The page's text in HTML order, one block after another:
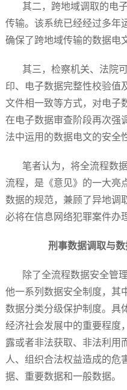
其二，跨地域调取的电
传输。该系统已经经过多年
确保了跨地域传输的数据电
其三，检察机关、法院
印、电子数据完整性校验值
文件相一致等方式，对电子
在电子数据审查阶段再次强
法中运用的数据电文的安全
笔者认为，将全流程数
流程，是《意见》的一大亮
数据的规范，兼顾了异地调
必将在信息网络犯罪案件办
刑事数据调取与
除了全流程数据安全管
他一系列数据安全制度，其
数据分类分级保护制度。具
经济社会发展中的重要程度
露或者非法获取、非法利用
人、组织合法权益造成的危
据、重要数据和一般数据。